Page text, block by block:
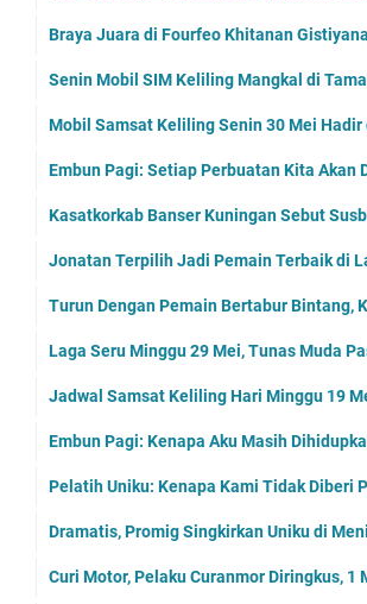
Braya Juara di Fourfeo Khitanan
Senin Mobil SIM Keliling Mangkal di
Mobil Samsat Keliling Senin 30 Mei Hadir
Embun Pagi: Setiap Perbuatan Kita Akan
Kasatkorkab Banser Kuningan Sebut
Jonatan Terpilih Jadi Pemain Terbaik di
Turun Dengan Pemain Bertabur Bintang,
Laga Seru Minggu 29 Mei, Tunas Muda
Jadwal Samsat Keliling Hari Minggu 19
Embun Pagi: Kenapa Aku Masih
Pelatih Uniku: Kenapa Kami Tidak Diberi
Dramatis, Promig Singkirkan Uniku di
Curi Motor, Pelaku Curanmor Diringkus, 1